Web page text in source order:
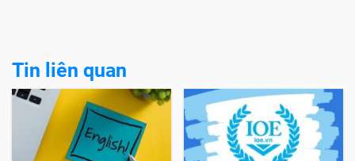
Tin liên quan